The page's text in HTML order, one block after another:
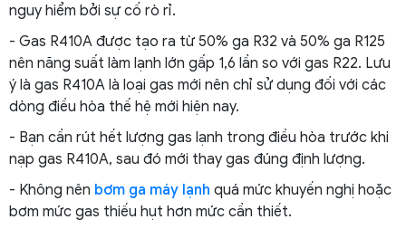
nguy hiểm bởi sự cố rò rỉ.
- Gas R410A được tạo ra từ 50% ga R32 và 50% ga R125
nên năng suất làm lạnh lớn gấp 1,6 lần so với gas R22. Lưu
ý là gas R410A là loại gas mới nên chỉ sử dụng đối với các
dòng điều hòa thế hệ mới hiện nay.
- Bạn cần rút hết lượng gas lạnh trong điều hòa trước khi
nạp gas R410A, sau đó mới thay gas đúng định lượng.
- Không nên bơm ga máy lạnh quá mức khuyến nghị hoặc
bơm mức gas thiếu hụt hơn mức cần thiết.